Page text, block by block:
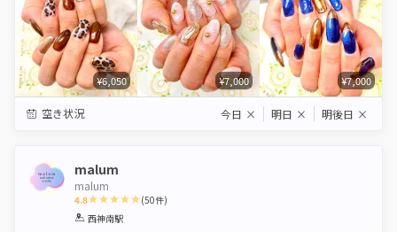
¥6,050 ¥7,000 ¥7,000
空き状況 今日 × 明日 × 明後日 ×
malum
malum
4.8
1 2 3 4
(50件)
西神南駅